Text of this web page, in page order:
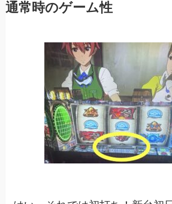
通常時のゲーム性